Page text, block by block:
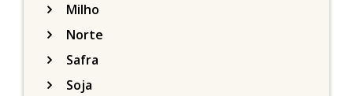
Milho
Norte
Safra
Soja